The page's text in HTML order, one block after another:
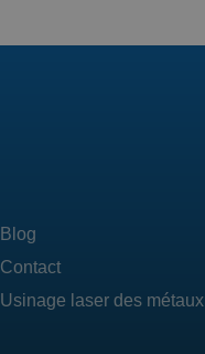
Blog
Contact
Usinage laser des métaux